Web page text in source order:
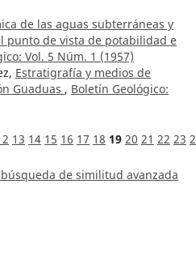
de las aguas subterráneas y
punto de vista de potabilidad e
Vol. 5 Núm. 1 (1957)
Estratigrafía y medios de
Guaduas , Boletín Geológico:
13 14 15 16 17 18 19 20 21 22 23
de similitud avanzada